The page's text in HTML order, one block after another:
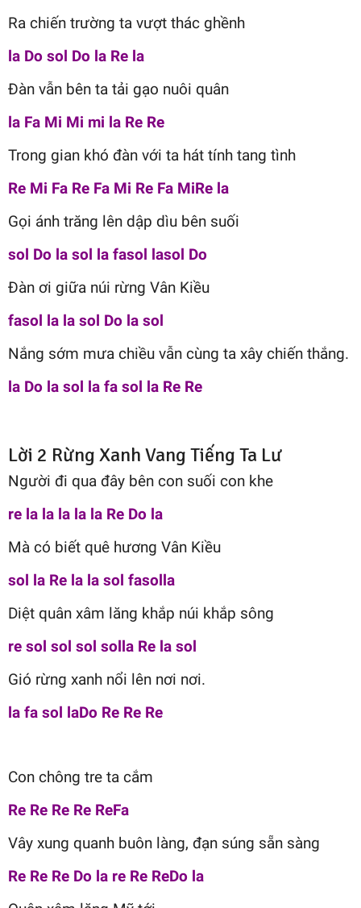
Ra chiến trường ta vượt thác ghềnh
la Do sol Do la Re la
Đàn vẫn bên ta tải gạo nuôi quân
la Fa Mi Mi mi la Re Re
Trong gian khó đàn với ta hát tính tang tình
Re Mi Fa Re Fa Mi Re Fa MiRe la
Gọi ánh trăng lên dập dìu bên suối
sol Do la sol la fasol lasol Do
Đàn ơi giữa núi rừng Vân Kiều
fasol la la sol Do la sol
Nắng sớm mưa chiều vẫn cùng ta xây chiến thắng.
la Do la sol la fa sol la Re Re
Lời 2 Rừng Xanh Vang Tiếng Ta Lư
Người đi qua đây bên con suối con khe
re la la la la la Re Do la
Mà có biết quê hương Vân Kiều
sol la Re la la sol fasolla
Diệt quân xâm lăng khắp núi khắp sông
re sol sol sol solla Re la sol
Gió rừng xanh nổi lên nơi nơi.
la fa sol laDo Re Re Re
Con chông tre ta cắm
Re Re Re Re ReFa
Vây xung quanh buôn làng, đạn súng sẵn sàng
Re Re Re Do la re Re ReDo la